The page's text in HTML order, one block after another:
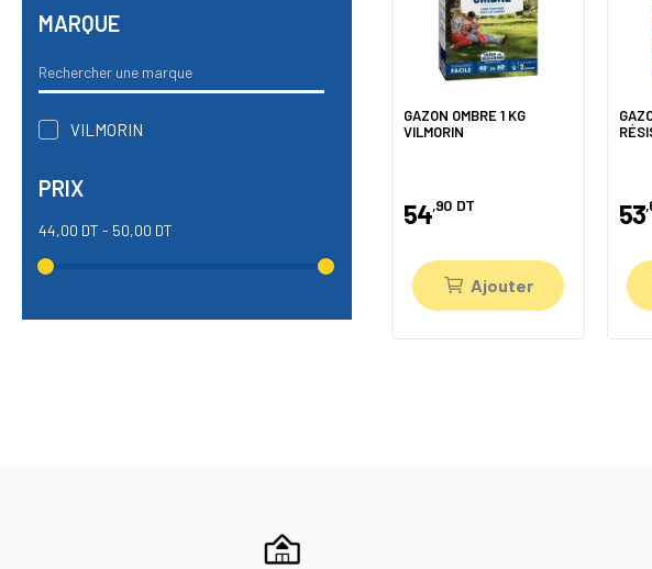
MARQUE
VILMORIN
PRIX
44,00 DT - 50,00 DT
GAZON OMBRE 1 KG
VILMORIN
54,90 DT
Ajouter
53